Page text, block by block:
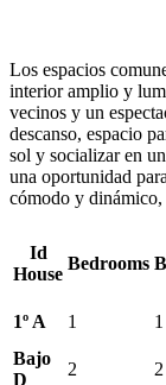
Los espacios
interior amplio y
vecinos y un
descanso, espacio
sol y socializar en
una oportunidad
cómodo y dinámico,
Id
House
Bedrooms
1º A 1 1
Bajo
D
2 2